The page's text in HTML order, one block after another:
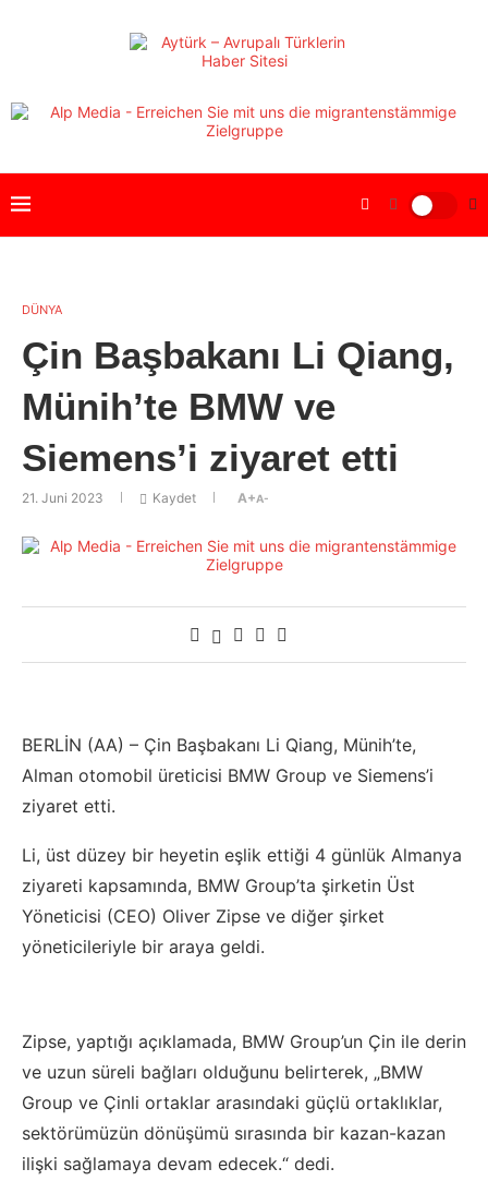
DÜNYA
Çin Başbakanı Li Qiang,
Münih’te BMW ve
Siemens’i ziyaret etti
21. Juni 2023 Kaydet A+A-
BERLİN (AA) – Çin Başbakanı Li Qiang, Münih’te,
Alman otomobil üreticisi BMW Group ve Siemens’i
ziyaret etti.
Li, üst düzey bir heyetin eşlik ettiği 4 günlük Almanya
ziyareti kapsamında, BMW Group’ta şirketin Üst
Yöneticisi (CEO) Oliver Zipse ve diğer şirket
yöneticileriyle bir araya geldi.
Zipse, yaptığı açıklamada, BMW Group’un Çin ile derin
ve uzun süreli bağları olduğunu belirterek, „BMW
Group ve Çinli ortaklar arasındaki güçlü ortaklıklar,
sektörümüzün dönüşümü sırasında bir kazan-kazan
ilişki sağlamaya devam edecek.“ dedi.